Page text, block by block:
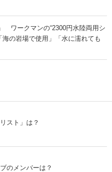
ワークマンの“2300円水陸両用シ
の岩場で使用」「水に濡れても
スト」は？
のメンバーは？